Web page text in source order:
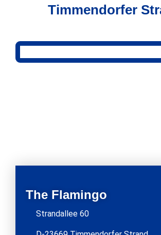
Timmendorfer
The Flamingo
Strandallee 60